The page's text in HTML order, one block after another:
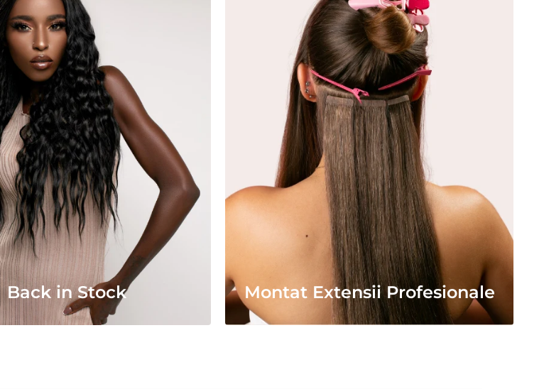
Back in Stock Montat Extensii Profesionale